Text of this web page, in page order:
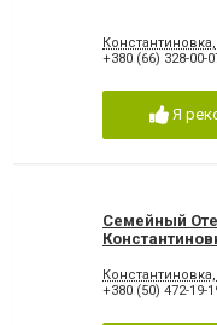
+380 (66) 328-00-
Я
Семейный
+380 (50) 472-19-